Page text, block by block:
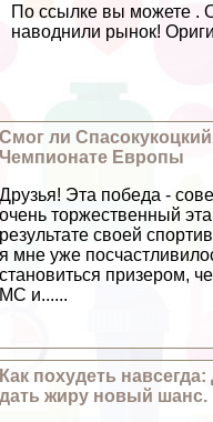
По ссылке вы можете .
наводнили рынок!
Смог ли
Чемпионате Европы
Друзья! Эта победа -
очень торжественный
результате своей
я мне уже
становиться призером,
МС и......
Как похудеть
дать жиру новый шанс.